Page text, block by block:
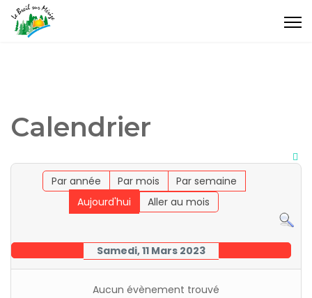
Calendrier
Par année Par mois
Par semaine
Aujourd'hui
Aller au mois
Samedi, 11 Mars 2023
Aucun évènement trouvé